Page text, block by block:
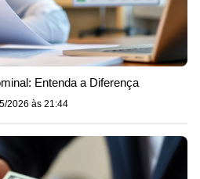
Entenda a Diferença
2026 às 21:44